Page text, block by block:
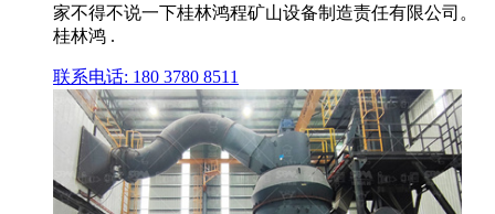
家不得不说一下桂林鸿程矿山设备制造责任有限公司。
桂林鸿 .
联系电话: 180 3780 8511